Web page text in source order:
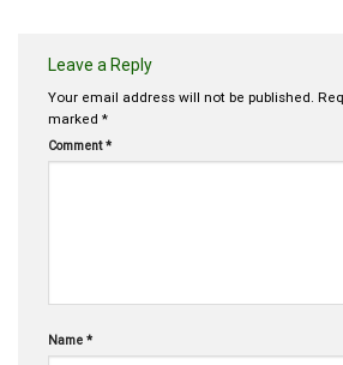
Leave a Reply
Your email address will not be published.
marked *
Comment*
Name *